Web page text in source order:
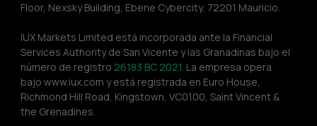
Floor, Nexsky Building, Ebene Cybercity, 72201 Mauricio.
IUX Markets Limited está incorporada ante la Financial
Services Authority de San Vicente y las Granadinas bajo el
número de registro 26183 BC 2021. La empresa opera
bajo www.iux.com y está registrada en Euro House,
Richmond Hill Road, Kingstown, VC0100, Saint Vincent &
the Grenadines.